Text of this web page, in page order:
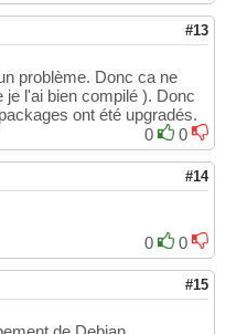
#13
problème. Donc ca ne
l'ai bien compilé ). Donc
ont été upgradés.
0
0
#14
0
0
#15